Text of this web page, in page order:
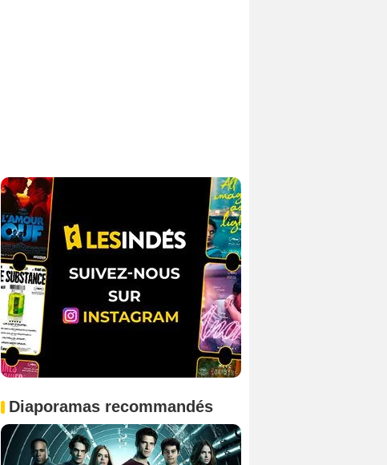
Diaporamas recommandés